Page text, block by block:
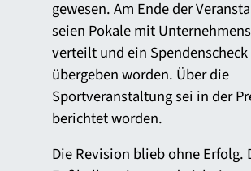
gewesen. Am Ende der
seien Pokale mit
verteilt und ein Spendenscheck
übergeben worden. Über die
Sportveranstaltung sei in der
berichtet worden.
Die Revision blieb ohne Erfolg.